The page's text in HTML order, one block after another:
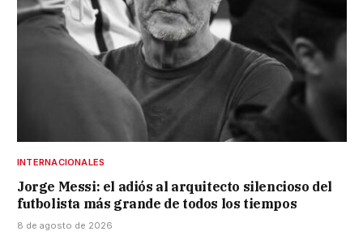
INTERNACIONALES
Jorge Messi: el adiós al arquitecto silencioso del
futbolista más grande de todos los tiempos
8 de agosto de 2026